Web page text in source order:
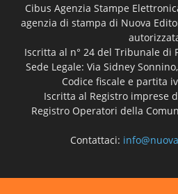
Cibus Agenzia Stampe
agenzia di stampa di Nuova
Iscritta al n° 24 del Tribunale di
Sede Legale: Via Sidney
Codice fiscale e partita
Iscritta al Registro imprese
Registro Operatori della
Contattaci: